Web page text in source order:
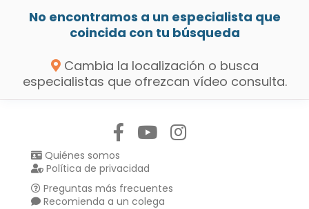
No encontramos a un especialista que
coincida con tu búsqueda
Cambia la localización o busca
especialistas que ofrezcan vídeo consulta.
Quiénes somos
Política de privacidad
Preguntas más frecuentes
Recomienda a un colega